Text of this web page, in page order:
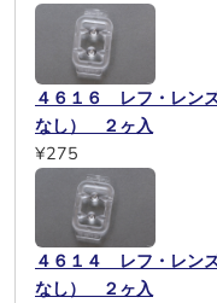
４６１６ レフ・レン
なし） ２ヶ入
¥275
４６１４ レフ・レン
なし） ２ヶ入